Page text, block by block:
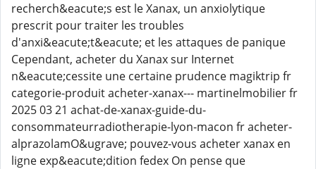
recherch&eacute;s est le Xanax, un anxiolytique
prescrit pour traiter les troubles
d'anxi&eacute;t&eacute; et les attaques de panique
Cependant, acheter du Xanax sur Internet
n&eacute;cessite une certaine prudence magiktrip fr
categorie-produit acheter-xanax--- martinelmobilier fr
2025 03 21 achat-de-xanax-guide-du-
consommateurradiotherapie-lyon-macon fr acheter-
alprazolamO&ugrave; pouvez-vous acheter xanax en
ligne exp&eacute;dition fedex On pense que